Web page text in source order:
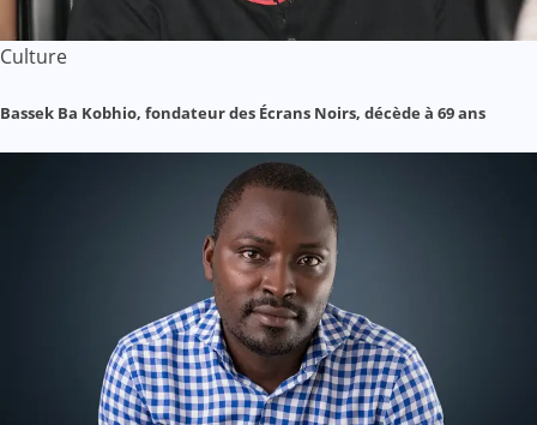
Culture
Bassek Ba Kobhio, fondateur des Écrans Noirs, décède à 69 ans